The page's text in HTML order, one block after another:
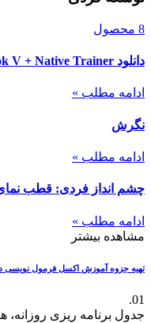
8 محصول
دانلود Script Hook V + Native Trainer برای GTAV
ادامه مطلب »
نگرش
ادامه مطلب »
چشم انداز فردی: قطب نمای
ادامه مطلب »
مشاهده بیشتر
تهیه جزوه آموزش اکسل فرمول نویسی
01.
جدول برنامه ریزی روزانه،